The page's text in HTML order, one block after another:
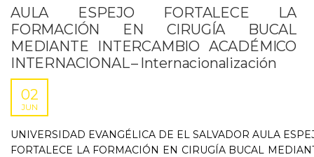
AULA ESPEJO FORTALECE LA
FORMACIÓN EN CIRUGÍA BUCAL
MEDIANTE INTERCAMBIO ACADÉMICO
INTERNACIONAL – Internacionalización
02
JUN
UNIVERSIDAD EVANGÉLICA DE EL SALVADOR AULA
FORTALECE LA FORMACIÓN EN CIRUGÍA BUCAL